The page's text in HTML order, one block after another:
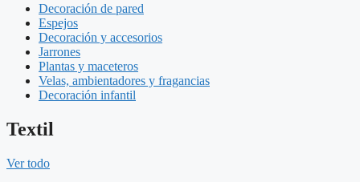
Decoración de pared
Espejos
Decoración y accesorios
Jarrones
Plantas y maceteros
Velas, ambientadores y fragancias
Decoración infantil
Textil
Ver todo